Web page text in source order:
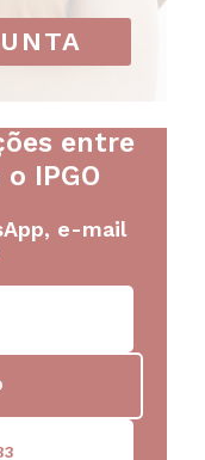
entre
IPGO
e-mail